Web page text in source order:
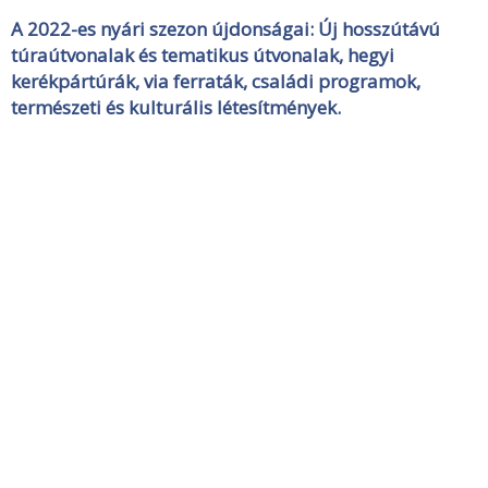
A 2022-es nyári szezon újdonságai: Új hosszútávú
túraútvonalak és tematikus útvonalak, hegyi
kerékpártúrák, via ferraták, családi programok,
természeti és kulturális létesítmények.